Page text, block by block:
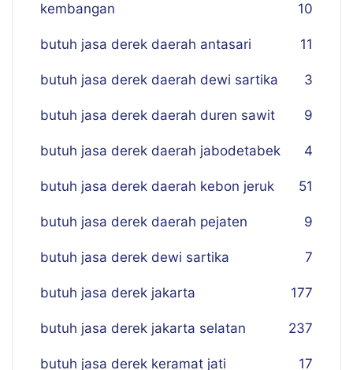
kembangan 10
butuh jasa derek daerah antasari 11
butuh jasa derek daerah dewi sartika 3
butuh jasa derek daerah duren sawit 9
butuh jasa derek daerah jabodetabek 4
butuh jasa derek daerah kebon jeruk 51
butuh jasa derek daerah pejaten 9
butuh jasa derek dewi sartika 7
butuh jasa derek jakarta 177
butuh jasa derek jakarta selatan 237
butuh jasa derek keramat jati 17